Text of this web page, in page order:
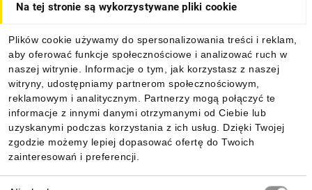
Na tej stronie są wykorzystywane pliki cookie
Plików cookie używamy do spersonalizowania treści i reklam,
aby oferować funkcje społecznościowe i analizować ruch w
naszej witrynie. Informacje o tym, jak korzystasz z naszej
witryny, udostępniamy partnerom społecznościowym,
reklamowym i analitycznym. Partnerzy mogą połączyć te
informacje z innymi danymi otrzymanymi od Ciebie lub
uzyskanymi podczas korzystania z ich usług. Dzięki Twojej
zgodzie możemy lepiej dopasować ofertę do Twoich
zainteresowań i preferencji.
Informacje
Pobierz naszą aplikację mobilną: